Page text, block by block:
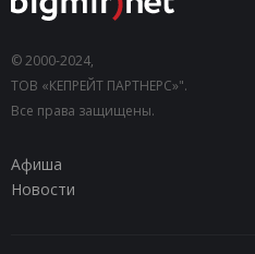
© 2000-2024,
ТОВ «КЕПРЕЙТ ПАРТНЕРС»".
Все права защищены.
Афиша
Новости